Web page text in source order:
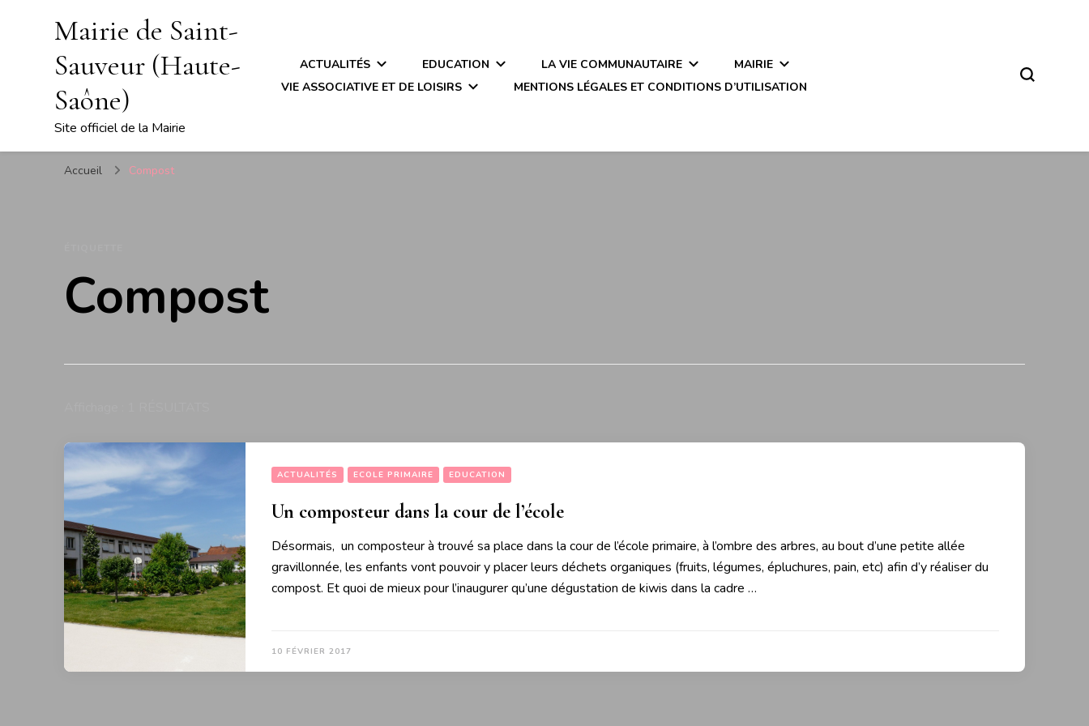
Mairie de Saint-
Sauveur (Haute-
Saône)
Site officiel de la Mairie
ACTUALITÉS EDUCATION LA VIE COMMUNAUTAIRE
MAIRIE
VIE ASSOCIATIVE ET DE LOISIRS
MENTIONS LÉGALES ET CONDITIONS D’UTILISATION
Accueil Compost
Compost
ACTUALITÉS ECOLE PRIMAIRE EDUCATION
Un composteur dans la cour de l’école
Désormais, un composteur à trouvé sa place dans la cour de l’école primaire, à l’ombre des arbres, au bout d’une petite allée
gravillonnée, les enfants vont pouvoir y placer leurs déchets organiques (fruits, légumes, épluchures, pain, etc) afin d’y réaliser du
compost. Et quoi de mieux pour l’inaugurer qu’une dégustation de kiwis dans la cadre …
10 FÉVRIER 2017